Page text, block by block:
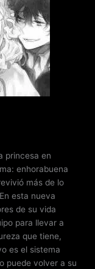
princesa en
enhorabuena
más de lo
esta nueva
de su vida
para llevar a
que tiene,
es el sistema
puede volver a su